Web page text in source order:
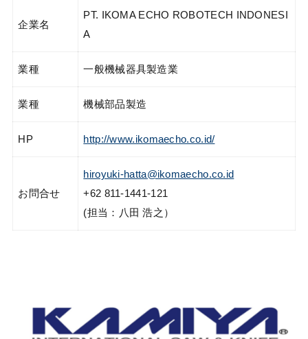
企業名
PT. IKOMA ECHO ROBOTECH INDONESI
A
業種 一般機械器具製造業
業種 機械部品製造
HP http://www.ikomaecho.co.id/
お問合せ
hiroyuki-hatta@ikomaecho.co.id
+62 811-1441-121
(担当：八田 浩之）